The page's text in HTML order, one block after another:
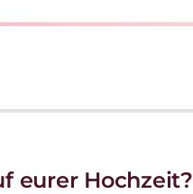
eurer Hochzeit?